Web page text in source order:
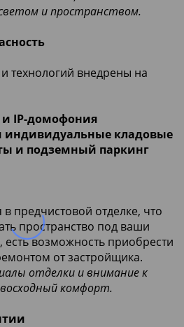
и пространством.
технологий внедрены на
IP-домофония
индивидуальные кладовые
и подземный паркинг
предчистовой отделке, что
пространство под ваши
возможность приобрести
от застройщика.
отделки и внимание к
комфорт.